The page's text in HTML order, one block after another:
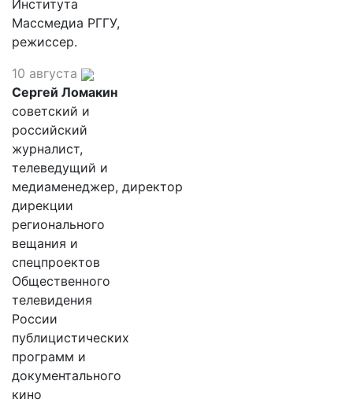
Института
Массмедиа РГГУ,
режиссер.
10 августа
Сергей Ломакин
советский и
российский
журналист,
телеведущий и
медиаменеджер, директор
дирекции
регионального
вещания и
спецпроектов
Общественного
телевидения
России
публицистических
программ и
документального
кино